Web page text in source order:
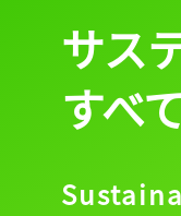
サス
すべ